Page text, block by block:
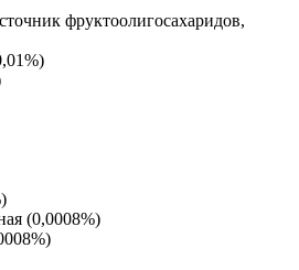
фруктоолигосахаридов,
(0,0008%)